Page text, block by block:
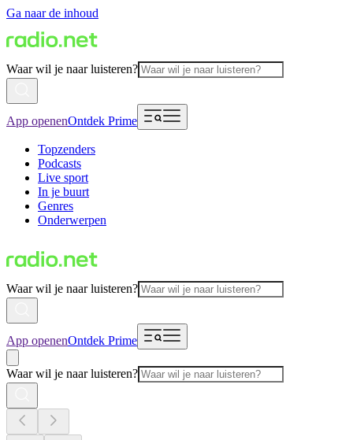
Ga naar de inhoud
Waar wil je naar luisteren?
App openenOntdek Prime
Topzenders
Podcasts
Live sport
In je buurt
Genres
Onderwerpen
Waar wil je naar luisteren?
App openenOntdek Prime
Waar wil je naar luisteren?